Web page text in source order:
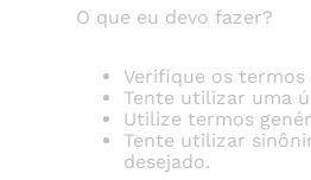
O que eu devo fazer?
Verifique os termos
Tente utilizar uma
Utilize termos
Tente utilizar
desejado.